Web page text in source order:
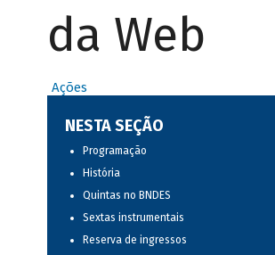
da Web
Ações
NESTA SEÇÃO
Programação
História
Quintas no BNDES
Sextas instrumentais
Reserva de ingressos